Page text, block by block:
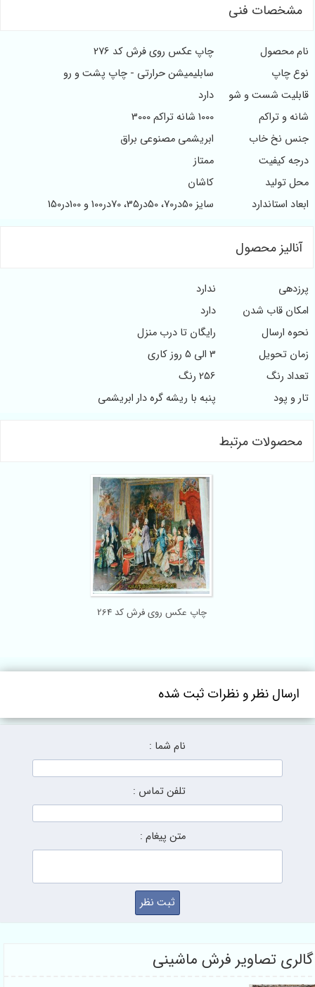
مشخصات فنی
نام محصول
چاپ عکس روی فرش کد 276
نوع چاپ
سابلیمیشن حرارتی - چاپ پشت و رو
قابلیت شست و شو
دارد
شانه و تراکم
1000 شانه تراکم 3000
جنس نخ خاب
ابریشمی مصنوعی براق
درجه کیفیت
ممتاز
محل تولید
کاشان
ابعاد استاندارد
سایز 50در70، 50در35، 70در100 و 100در150
آنالیز محصول
پرزدهی
ندارد
امکان قاب شدن
دارد
نحوه ارسال
رایگان تا درب منزل
زمان تحویل
3 الی 5 روز کاری
تعداد رنگ
256 رنگ
تار و پود
پنبه با ریشه گره دار ابریشمی
محصولات مرتبط
چاپ عکس روی فرش کد 264
ارسال نظر و نظرات ثبت شده
نام شما :
تلفن تماس :
متن پیغام :
گالری تصاویر فرش ماشینی